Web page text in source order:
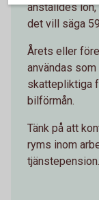
anställdes
det vill säga
Årets eller
användas
skattepliktiga
bilförmån.
Tänk på att
ryms inom
tjänstepension.